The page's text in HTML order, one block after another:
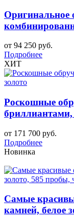
Оригинальное
от 94 250 руб.
Подробнее
ХИТ
Роскошные
бриллиантами,
от 171 700 руб.
Подробнее
Новинка
Самые
камней, белое